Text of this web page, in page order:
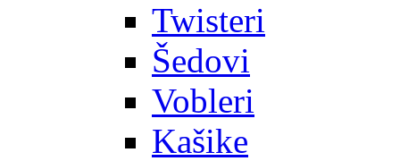
Twisteri
Šedovi
Vobleri
Kašike